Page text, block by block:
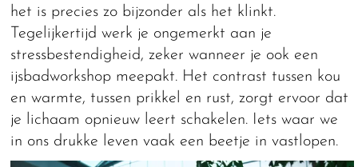
het is precies zo bijzonder als het klinkt.
Tegelijkertijd werk je ongemerkt aan je
stressbestendigheid, zeker wanneer je ook een
ijsbadworkshop meepakt. Het contrast tussen kou
en warmte, tussen prikkel en rust, zorgt ervoor dat
je lichaam opnieuw leert schakelen. Iets waar we
in ons drukke leven vaak een beetje in vastlopen.